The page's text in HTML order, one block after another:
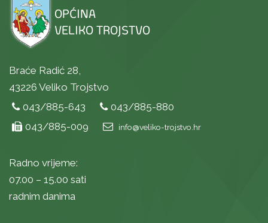
Braće Radić 28,
43226 Veliko Trojstvo
043/885-643
043/885-880
043/885-009
info@veliko-trojstvo.hr
Radno vrijeme:
07.00 – 15.00 sati
radnim danima